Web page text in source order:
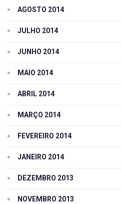
AGOSTO 2014
JULHO 2014
JUNHO 2014
MAIO 2014
ABRIL 2014
MARÇO 2014
FEVEREIRO 2014
JANEIRO 2014
DEZEMBRO 2013
NOVEMBRO 2013